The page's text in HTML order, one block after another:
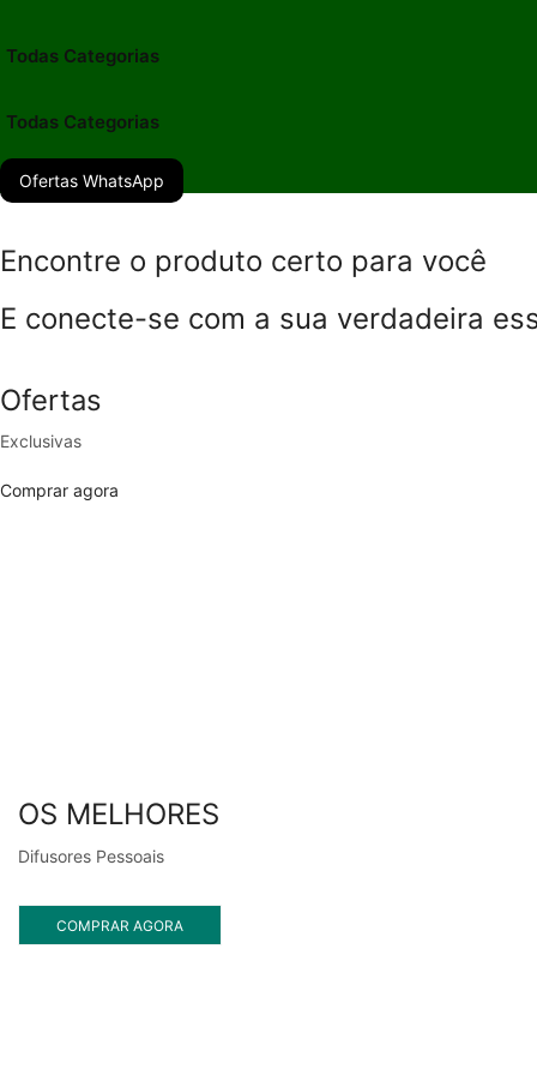
Todas Categorias
Todas Categorias
Ofertas WhatsApp
Encontre o produto certo para você
E conecte-se com a sua verdadeira
Ofertas
Exclusivas
Comprar agora
OS MELHORES
Difusores Pessoais
COMPRAR AGORA